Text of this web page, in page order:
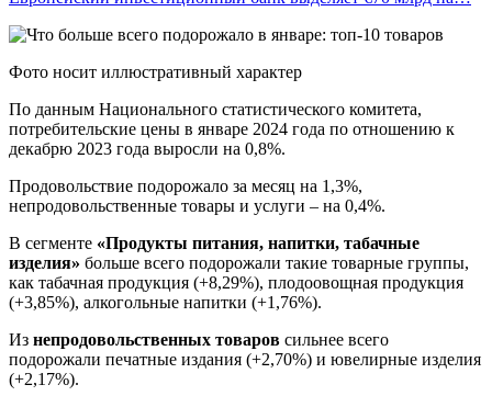
Фото носит иллюстративный характер
По данным Национального статистического комитета,
потребительские цены в январе 2024 года по отношению к
декабрю 2023 года выросли на 0,8%.
Продовольствие подорожало за месяц на 1,3%,
непродовольственные товары и услуги – на 0,4%.
В сегменте «Продукты питания, напитки, табачные
изделия» больше всего подорожали такие товарные группы,
как табачная продукция (+8,29%), плодоовощная продукция
(+3,85%), алкогольные напитки (+1,76%).
Из непродовольственных товаров сильнее всего
подорожали печатные издания (+2,70%) и ювелирные изделия
(+2,17%).